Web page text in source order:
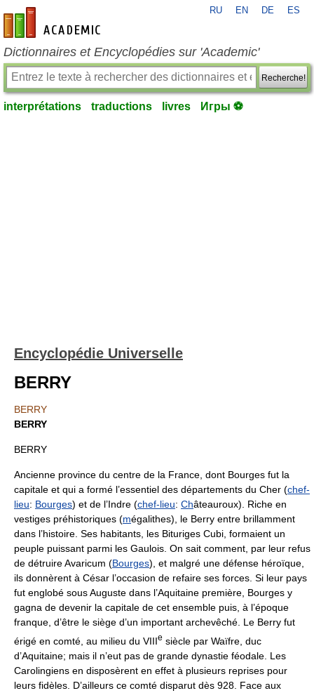
fr-academic.com
RU EN DE ES
Dictionnaires et Encyclopédies sur 'Academic'
Recherche!
interprétations traductions livres Игры ⚽
Encyclopédie Universelle
BERRY
BERRY
BERRY
BERRY
Ancienne province du centre de la France, dont Bourges fut la
capitale et qui a formé l’essentiel des départements du Cher (chef-
lieu: Bourges) et de l’Indre (chef-lieu: Châteauroux). Riche en
vestiges préhistoriques (mégalithes), le Berry entre brillamment
dans l’histoire. Ses habitants, les Bituriges Cubi, formaient un
peuple puissant parmi les Gaulois. On sait comment, par leur refus
de détruire Avaricum (Bourges), et malgré une défense héroïque,
ils donnèrent à César l’occasion de refaire ses forces. Si leur pays
fut englobé sous Auguste dans l’Aquitaine première, Bourges y
gagna de devenir la capitale de cet ensemble puis, à l’époque
franque, d’être le siège d’un important archevêché. Le Berry fut
érigé en comté, au milieu du VIIIe siècle par Waïfre, duc
d’Aquitaine; mais il n’eut pas de grande dynastie féodale. Les
Carolingiens en disposèrent en effet à plusieurs reprises pour
leurs fidèles. D’ailleurs ce comté disparut dès 928. Face aux